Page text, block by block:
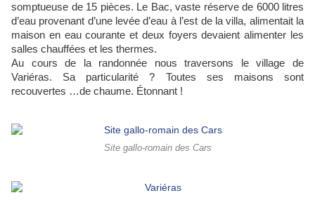
somptueuse de 15 pièces. Le Bac, vaste réserve de 6000 litres
d’eau provenant d’une levée d’eau à l’est de la villa, alimentait la
maison en eau courante et deux foyers devaient alimenter les
salles chauffées et les thermes.
Au cours de la randonnée nous traversons le village de
Variéras. Sa particularité ? Toutes ses maisons sont
recouvertes …de chaume. Étonnant !
Site gallo-romain des Cars